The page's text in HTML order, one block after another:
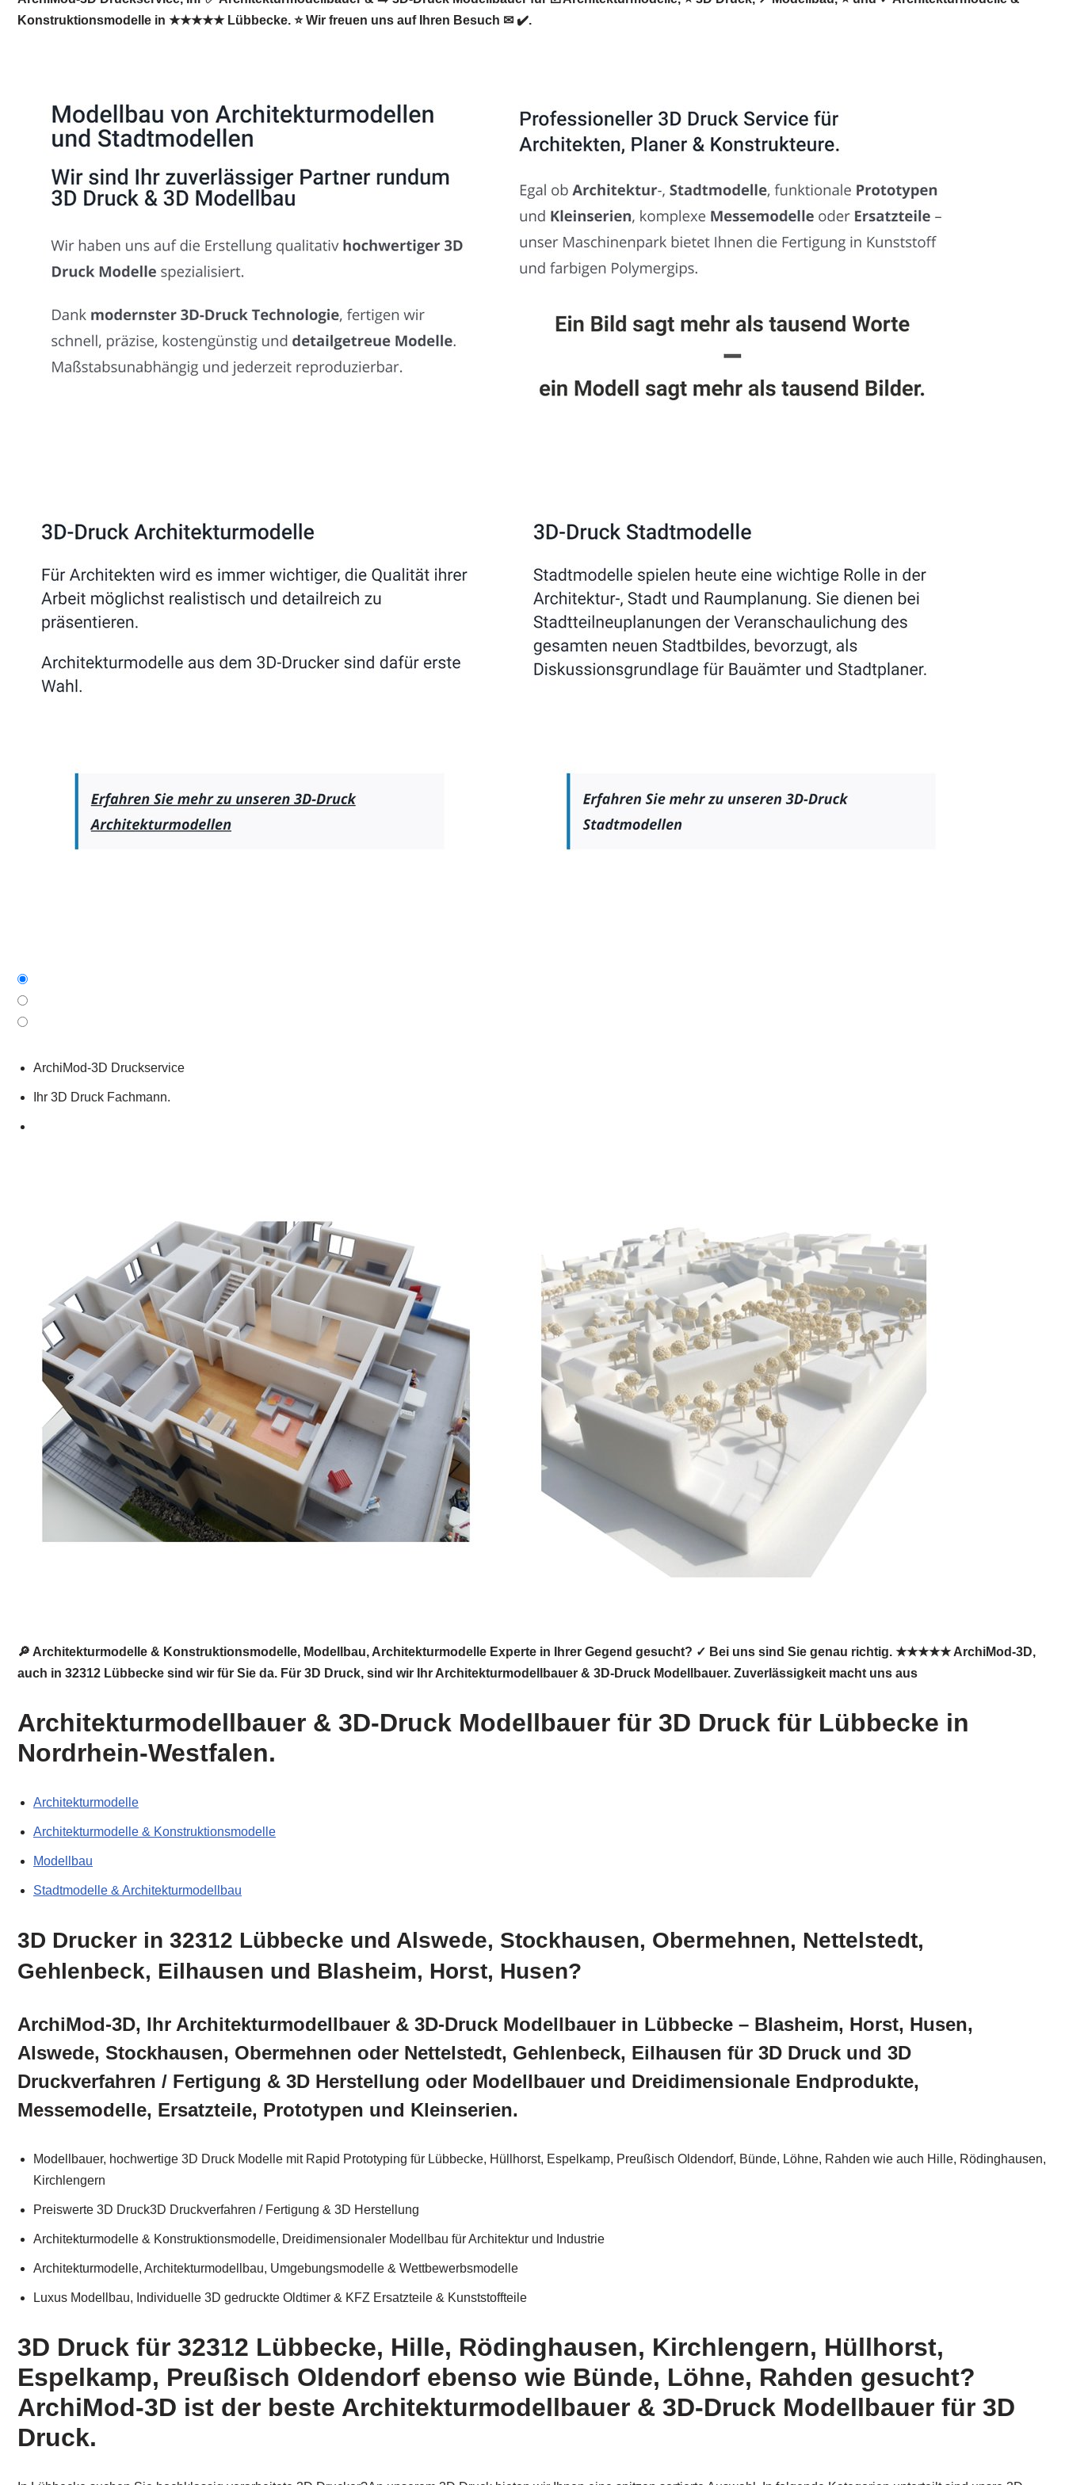
Konstruktionsmodelle in ★★★★★ Lübbecke. ⭐ Wir freuen uns auf Ihren Besuch ✉ ✔️.
ArchiMod-3D Druckservice
Ihr 3D Druck Fachmann.
🔎 Architekturmodelle & Konstruktionsmodelle, Modellbau, Architekturmodelle Experte in Ihrer Gegend gesucht? ✓ Bei uns sind Sie genau richtig. ★★★★★ ArchiMod-3D,
auch in 32312 Lübbecke sind wir für Sie da. Für 3D Druck, sind wir Ihr Architekturmodellbauer & 3D-Druck Modellbauer. Zuverlässigkeit macht uns aus
Architekturmodellbauer & 3D-Druck Modellbauer für 3D Druck für Lübbecke in
Nordrhein-Westfalen.
Architekturmodelle
Architekturmodelle & Konstruktionsmodelle
Modellbau
Stadtmodelle & Architekturmodellbau
3D Drucker in 32312 Lübbecke und Alswede, Stockhausen, Obermehnen, Nettelstedt,
Gehlenbeck, Eilhausen und Blasheim, Horst, Husen?
ArchiMod-3D, Ihr Architekturmodellbauer & 3D-Druck Modellbauer in Lübbecke – Blasheim, Horst, Husen,
Alswede, Stockhausen, Obermehnen oder Nettelstedt, Gehlenbeck, Eilhausen für 3D Druck und 3D
Druckverfahren / Fertigung & 3D Herstellung oder Modellbauer und Dreidimensionale Endprodukte,
Messemodelle, Ersatzteile, Prototypen und Kleinserien.
Modellbauer, hochwertige 3D Druck Modelle mit Rapid Prototyping für Lübbecke, Hüllhorst, Espelkamp, Preußisch Oldendorf, Bünde, Löhne, Rahden wie auch Hille, Rödinghausen,
Kirchlengern
Preiswerte 3D Druck3D Druckverfahren / Fertigung & 3D Herstellung
Architekturmodelle & Konstruktionsmodelle, Dreidimensionaler Modellbau für Architektur und Industrie
Architekturmodelle, Architekturmodellbau, Umgebungsmodelle & Wettbewerbsmodelle
Luxus Modellbau, Individuelle 3D gedruckte Oldtimer & KFZ Ersatzteile & Kunststoffteile
3D Druck für 32312 Lübbecke, Hille, Rödinghausen, Kirchlengern, Hüllhorst,
Espelkamp, Preußisch Oldendorf ebenso wie Bünde, Löhne, Rahden gesucht?
ArchiMod-3D ist der beste Architekturmodellbauer & 3D-Druck Modellbauer für 3D
Druck.